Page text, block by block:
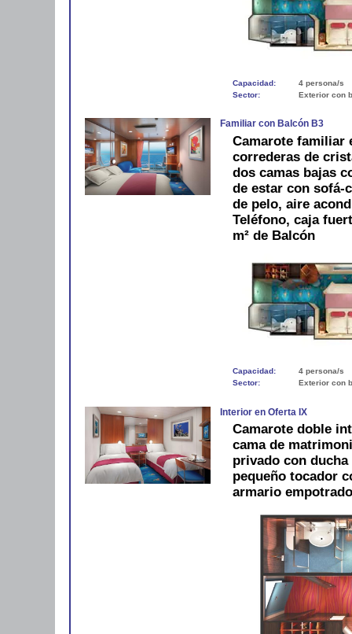
Capacidad:
4 persona/s
Sector:
Exterior con
Familiar con Balcón B3
Camarote familiar
correderas de
dos camas bajas
de estar con sofá-
de pelo, aire
Teléfono, caja
m² de Balcón
Capacidad:
4 persona/s
Sector:
Exterior con
Interior en Oferta IX
Camarote doble
cama de
privado con
pequeño tocador
armario